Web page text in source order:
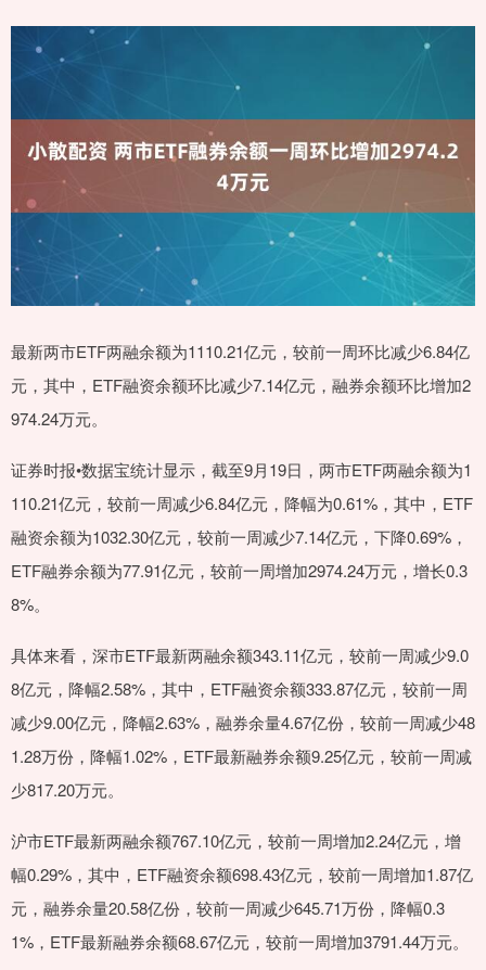
最新两市ETF两融余额为1110.21亿元，较前一周环比减少6.84亿
元，其中，ETF融资余额环比减少7.14亿元，融券余额环比增加2
974.24万元。
证券时报•数据宝统计显示，截至9月19日，两市ETF两融余额为1
110.21亿元，较前一周减少6.84亿元，降幅为0.61%，其中，ETF
融资余额为1032.30亿元，较前一周减少7.14亿元，下降0.69%，
ETF融券余额为77.91亿元，较前一周增加2974.24万元，增长0.3
8%。
具体来看，深市ETF最新两融余额343.11亿元，较前一周减少9.0
8亿元，降幅2.58%，其中，ETF融资余额333.87亿元，较前一周
减少9.00亿元，降幅2.63%，融券余量4.67亿份，较前一周减少48
1.28万份，降幅1.02%，ETF最新融券余额9.25亿元，较前一周减
少817.20万元。
沪市ETF最新两融余额767.10亿元，较前一周增加2.24亿元，增
幅0.29%，其中，ETF融资余额698.43亿元，较前一周增加1.87亿
元，融券余量20.58亿份，较前一周减少645.71万份，降幅0.3
1%，ETF最新融券余额68.67亿元，较前一周增加3791.44万元。